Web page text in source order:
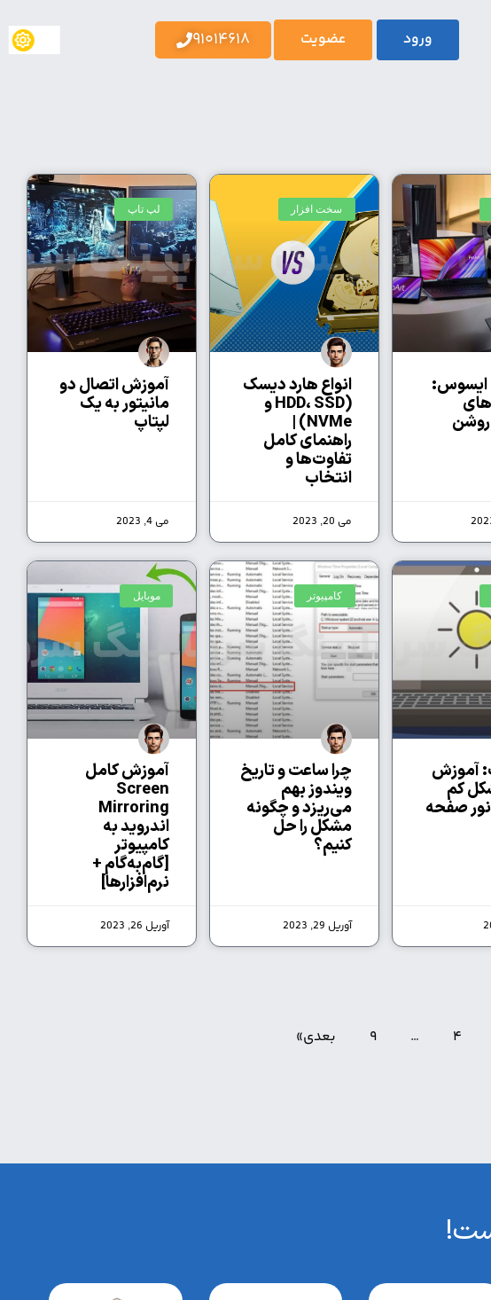
ورود عضویت 91014618
ایسوس:
سخت افزار
انواع هارد دیسک
(HDD، SSD و
NVMe) |
راهنمای کامل
تفاوت‌ها و
انتخاب
می 20, 2023
لپ تاپ
آموزش اتصال دو
مانیتور به یک
لپتاپ
می 4, 2023
آموزش
کم
صفحه
کامپیوتر
چرا ساعت و تاریخ
ویندوز بهم
می‌ریزد و چگونه
مشکل را حل
کنیم؟
آوریل 29, 2023
موبایل
آموزش کامل
Screen
Mirroring
اندروید به
کامپیوتر
[گام‌به‌گام +
نرم‌افزارها]
آوریل 26, 2023
4
…
9 بعدی»